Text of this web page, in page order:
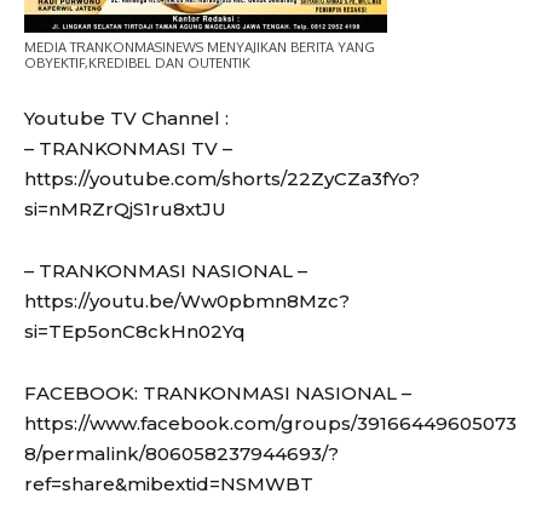
MEDIA TRANKONMASINEWS MENYAJIKAN BERITA YANG
OBYEKTIF,KREDIBEL DAN OUTENTIK
Youtube TV Channel :
– TRANKONMASI TV –
https://youtube.com/shorts/22ZyCZa3fYo?
si=nMRZrQjS1ru8xtJU
– TRANKONMASI NASIONAL –
https://youtu.be/Ww0pbmn8Mzc?
si=TEp5onC8ckHn02Yq
FACEBOOK: TRANKONMASI NASIONAL –
https://www.facebook.com/groups/39166449605073
8/permalink/806058237944693/?
ref=share&mibextid=NSMWBT